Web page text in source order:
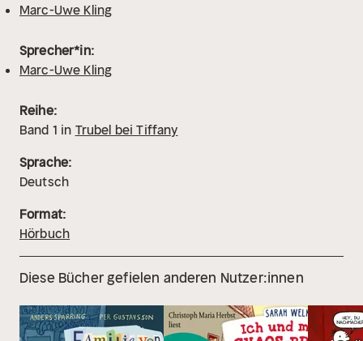
Marc-Uwe Kling
Sprecher*in:
Marc-Uwe Kling
Reihe:
Band 1 in Trubel bei Tiffany
Sprache:
Deutsch
Format:
Hörbuch
Diese Bücher gefielen anderen Nutzer:innen